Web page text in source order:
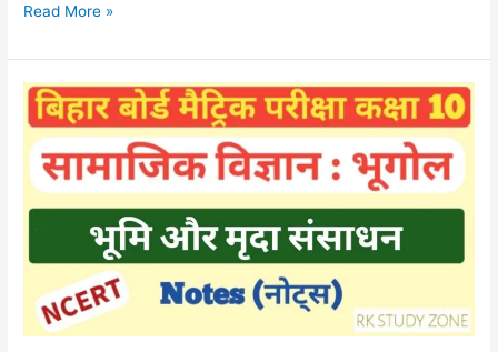
Read More »
भूमि
और
मृदा
संसाधन
कक्षा
10
नोट्स
Class
10